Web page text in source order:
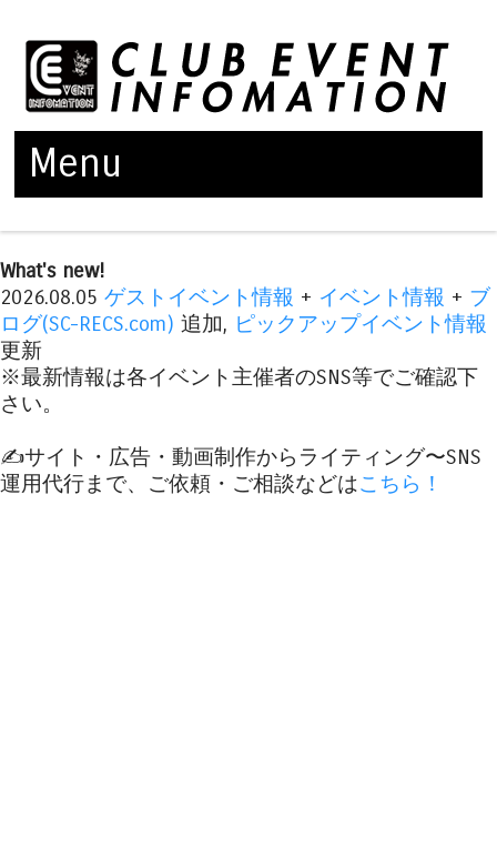
Menu
What's new!
2026.08.05 ゲストイベント情報 + イベント情報 + ブ
ログ(SC-RECS.com) 追加, ピックアップイベント情報
更新
※最新情報は各イベント主催者のSNS等でご確認下
さい。
✍️サイト・広告・動画制作からライティング〜SNS
運用代行まで、ご依頼・ご相談などはこちら！